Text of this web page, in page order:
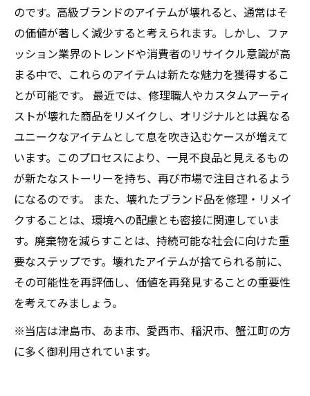
のです。高級ブランドのアイテムが壊れると、通常はそ
の価値が著しく減少すると考えられます。しかし、ファ
ッション業界のトレンドや消費者のリサイクル意識が高
まる中で、これらのアイテムは新たな魅力を獲得するこ
とが可能です。 最近では、修理職人やカスタムアーティ
ストが壊れた商品をリメイクし、オリジナルとは異なる
ユニークなアイテムとして息を吹き込むケースが増えて
います。このプロセスにより、一見不良品と見えるもの
が新たなストーリーを持ち、再び市場で注目されるよう
になるのです。 また、壊れたブランド品を修理・リメイ
クすることは、環境への配慮とも密接に関連していま
す。廃棄物を減らすことは、持続可能な社会に向けた重
要なステップです。壊れたアイテムが捨てられる前に、
その可能性を再評価し、価値を再発見することの重要性
を考えてみましょう。
※当店は津島市、あま市、愛西市、稲沢市、蟹江町の方
に多く御利用されています。